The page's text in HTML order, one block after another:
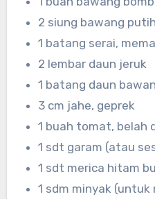
2 siung bawang
1 batang serai,
2 lembar daun jeruk
1 batang daun
3 cm jahe, geprek
1 buah tomat, belah
1 sdt garam (atau
1 sdt merica hitam
1 sdm minyak